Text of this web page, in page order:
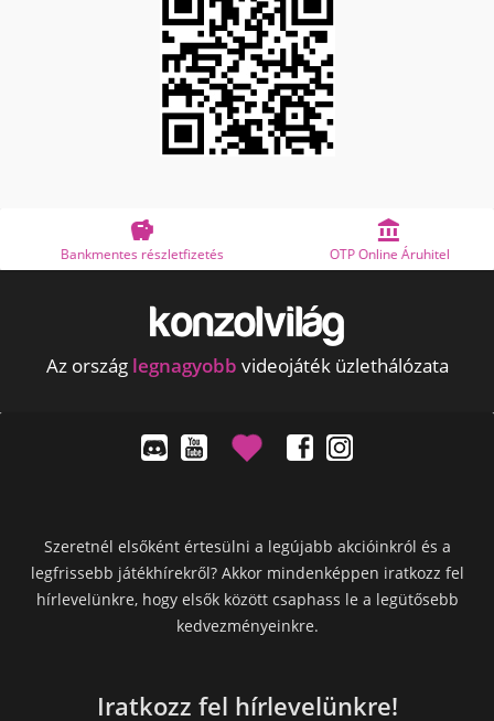

Bankmentes részletfizetés

OTP Online Áruhitel
Az ország legnagyobb videojáték üzlethálózata
Szeretnél elsőként értesülni a legújabb akcióinkról és a
legfrissebb játékhírekről? Akkor mindenképpen iratkozz fel
hírlevelünkre, hogy elsők között csaphass le a legütősebb
kedvezményeinkre.
Iratkozz fel hírlevelünkre!